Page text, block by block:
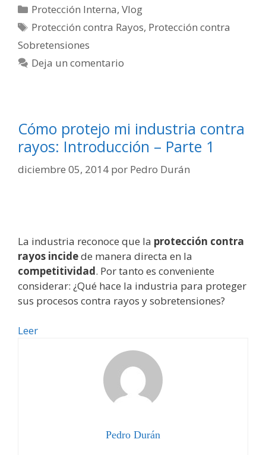
Categorías
Protección Interna,Vlog
Etiquetas
Protección contra Rayos, Protección contra
Sobretensiones
Deja un comentario
Cómo protejo mi industria contra
rayos: Introducción – Parte 1
diciembre 05, 2014 por Pedro Durán
La industria reconoce que la protección contra
rayos incidede manera directa en la
competitividad. Por tanto es conveniente
considerar: ¿Qué hace la industria para proteger
sus procesos contra rayos y sobretensiones?
LeerCómo
Pedro Durán